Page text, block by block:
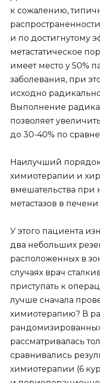
к сожалению,
и по достигнутому
метастатическое
имеет место у 50%
заболевания, при
исходно
Выполнение
позволяет
до 30-40% по
Наилучший
химиотерапии и
вмешательства при
метастазов в печени
У этого пациента
два небольших
расположенных в
случаях врач
приступать к
лучше сначала
химиотерапию? В
рассматривалась
сравнивались
химиотерапии (6